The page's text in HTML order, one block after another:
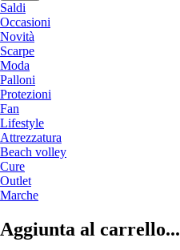
Saldi
Occasioni
Novità
Scarpe
Moda
Palloni
Protezioni
Fan
Lifestyle
Attrezzatura
Beach volley
Cure
Outlet
Marche
Aggiunta al carrello...